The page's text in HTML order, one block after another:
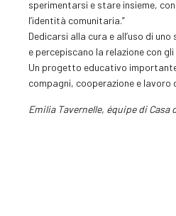
sperimentarsi e stare insieme,
l’identità comunitaria.”
Dedicarsi alla cura e all’uso di
e percepiscano la relazione con
Un progetto educativo
compagni, cooperazione e
Emilia Tavernelle, équipe di Casa